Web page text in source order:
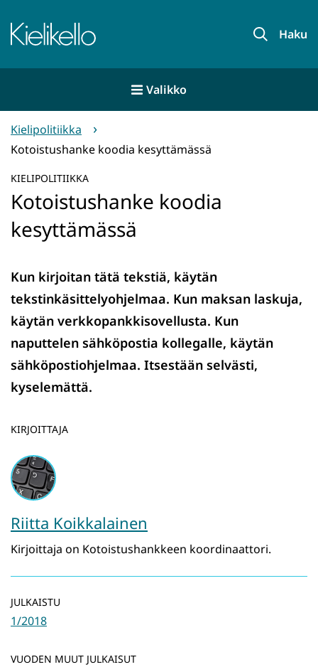
sisältöön
Etusivu Haku
Valikko
Kielipolitiikka
Kotoistushanke koodia kesyttämässä
KIELIPOLITIIKKA
Kotoistushanke koodia
kesyttämässä
Kun kirjoitan tätä tekstiä, käytän
tekstinkäsittelyohjelmaa. Kun maksan laskuja,
käytän verkkopankkisovellusta. Kun
naputtelen sähköpostia kollegalle, käytän
sähköpostiohjelmaa. Itsestään selvästi,
kyselemättä.
KIRJOITTAJA
Riitta Koikkalainen
Kirjoittaja on Kotoistushankkeen koordinaattori.
JULKAISTU
1/2018
VUODEN MUUT JULKAISUT